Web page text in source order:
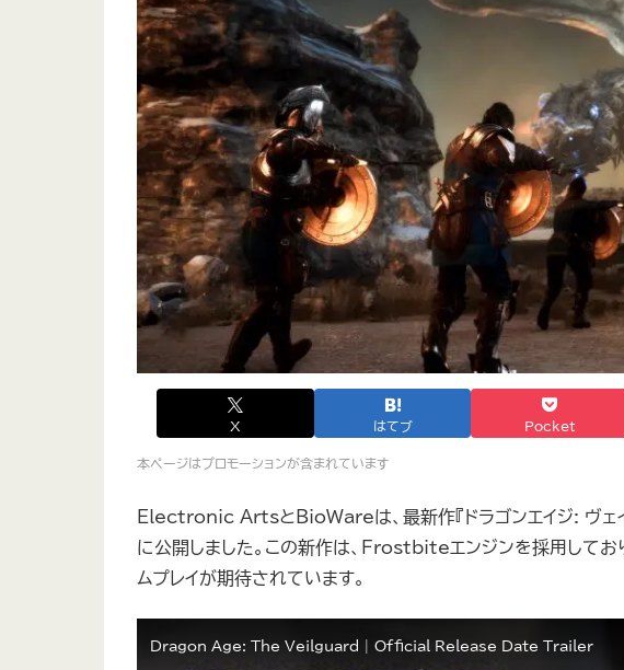
X はてブ Pocket
本ページはプロモーションが含まれています
Electronic ArtsとBioWareは、最新作『ドラゴンエイジ: ヴェ
に公開しました。この新作は、Frostbiteエンジンを採用してお
ムプレイが期待されています。
Dragon Age: The Veilguard | Official Release Date Trailer